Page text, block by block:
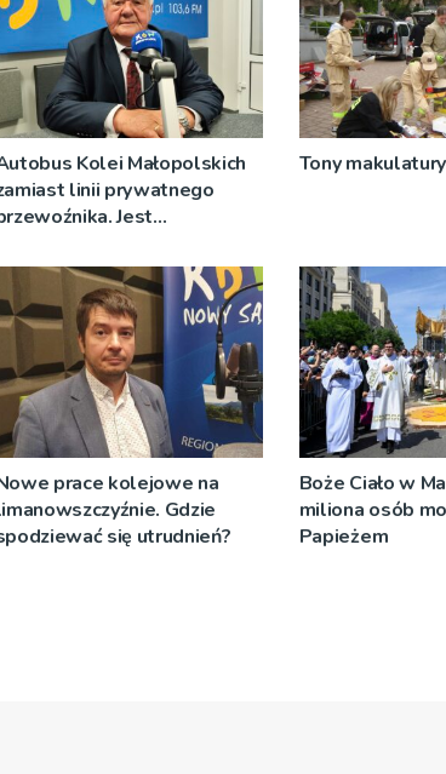
Kolei Małopolskich
linii prywatnego
Jest
w Wojniczu
Tony
prace kolejowe na
Gdzie
się utrudnień?
Boże Ciało w
miliona osób
Papieżem